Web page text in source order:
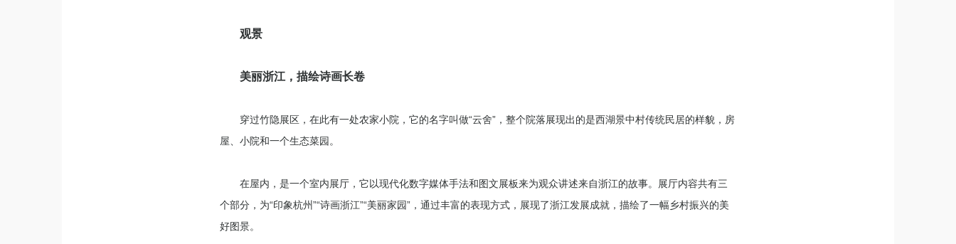
观景
美丽浙江，描绘诗画长卷
穿过竹隐展区，在此有一处农家小院，它的名字叫做“云舍”，整个院落展现出的是西湖景中村传统民居的样貌，房
屋、小院和一个生态菜园。
在屋内，是一个室内展厅，它以现代化数字媒体手法和图文展板来为观众讲述来自浙江的故事。展厅内容共有三
个部分，为“印象杭州”“诗画浙江”“美丽家园”，通过丰富的表现方式，展现了浙江发展成就，描绘了一幅乡村振兴的美
好图景。